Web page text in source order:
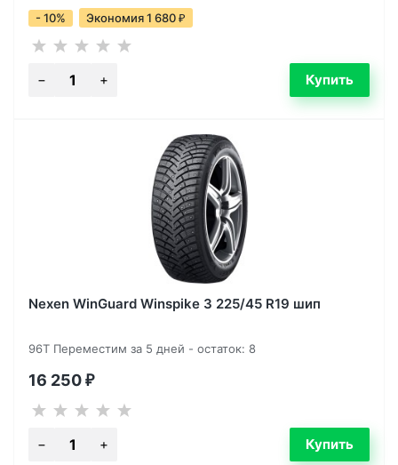
- 10% Экономия 1 680 ₽
Nexen WinGuard Winspike 3 225/45 R19 шип
96T Переместим за 5 дней - остаток: 8
16 250 ₽